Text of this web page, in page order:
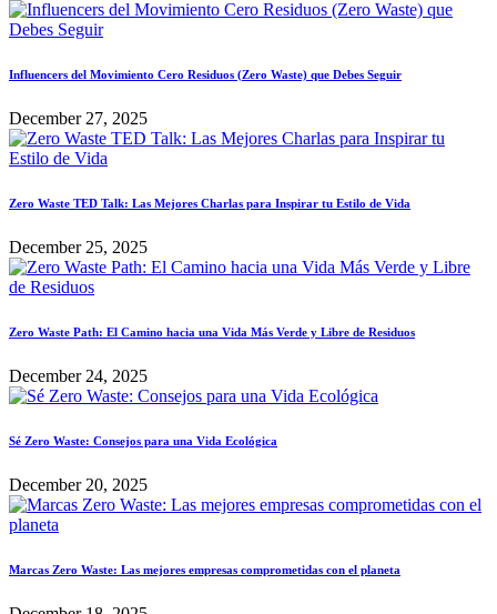
Influencers del Movimiento Cero Residuos (Zero Waste) que Debes Seguir
December 27, 2025
Zero Waste TED Talk: Las Mejores Charlas para Inspirar tu Estilo de Vida
December 25, 2025
Zero Waste Path: El Camino hacia una Vida Más Verde y Libre de Residuos
December 24, 2025
Sé Zero Waste: Consejos para una Vida Ecológica
December 20, 2025
Marcas Zero Waste: Las mejores empresas comprometidas con el planeta